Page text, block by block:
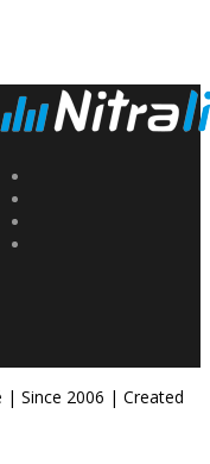
| Since 2006 | Created